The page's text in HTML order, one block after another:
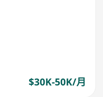
$30K-50K/月